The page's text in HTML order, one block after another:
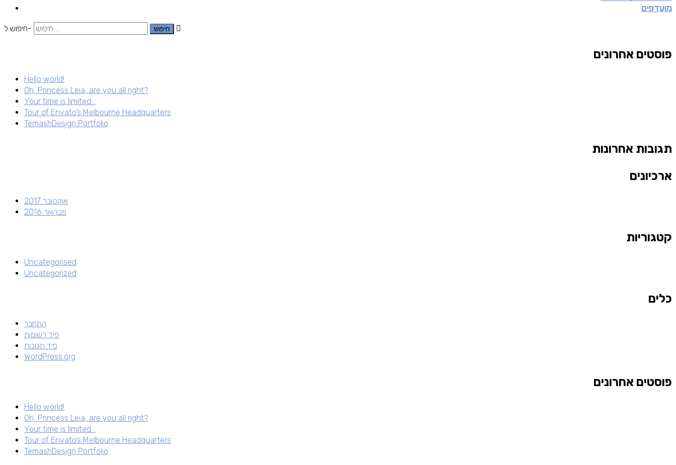
מועדפים
חיפוש ל-
פוסטים אחרונים
Hello world!
Oh, Princess Leia, are you all right?
Your time is limited…
Tour of Envato’s Melbourne Headquarters
TemashDesign Portfolio
תגובות אחרונות
ארכיונים
אוקטובר 2017
פברואר 2016
קטגוריות
Uncategorised
Uncategorized
כלים
התחבר
פיד רשומות
פיד תגובות
WordPress.org
פוסטים אחרונים
Hello world!
Oh, Princess Leia, are you all right?
Your time is limited…
Tour of Envato’s Melbourne Headquarters
TemashDesign Portfolio